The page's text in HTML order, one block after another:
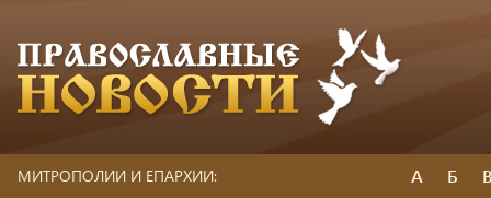
МИТРОПОЛИИ И ЕПАРХИИ: А Б